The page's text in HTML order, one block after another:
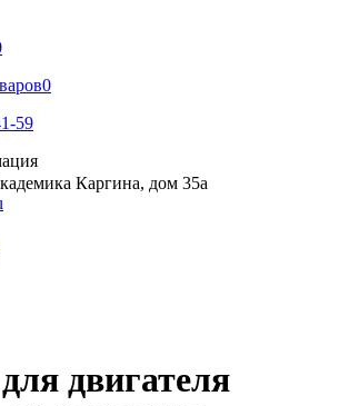
0
59
Каргина, дом 35а
двигателя